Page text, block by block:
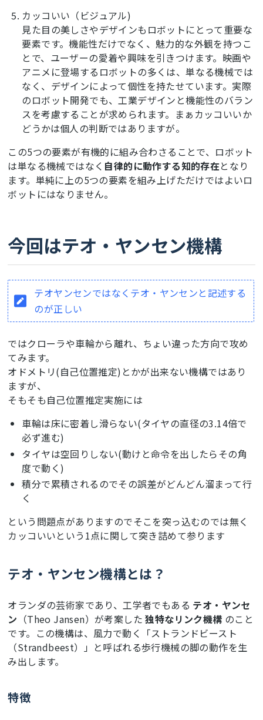
カッコいい（ビジュアル)
見た目の美しさやデザインもロボットにとって重要な
要素です。機能性だけでなく、魅力的な外観を持つこ
とで、ユーザーの愛着や興味を引きつけます。映画や
アニメに登場するロボットの多くは、単なる機械では
なく、デザインによって個性を持たせています。実際
のロボット開発でも、工業デザインと機能性のバラン
スを考慮することが求められます。まぁカッコいいか
どうかは個人の判断ではありますが。
この5つの要素が有機的に組み合わさることで、ロボット
は単なる機械ではなく 自律的に動作する知的存在となり
ます。単純に上の5つの要素を組み上げただけではよいロ
ボットにはなりません。
今回はテオ・ヤンセン機構
テオヤンセンではなくテオ・ヤンセンと記述する
のが正しい
ではクローラや車輪から離れ、ちょい違った方向で攻め
てみます。
オドメトリ(自己位置推定)とかが出来ない機構ではあり
ますが、
そもそも自己位置推定実施には
車輪は床に密着し滑らない(タイヤの直径の3.14倍で
必ず進む)
タイヤは空回りしない(動けと命令を出したらその角
度で動く)
積分で累積されるのでその誤差がどんどん溜まって行
く
という問題点がありますのでそこを突っ込むのでは無く
カッコいいという1点に関して突き詰めて参ります
テオ・ヤンセン機構とは？
オランダの芸術家であり、工学者でもある テオ・ヤンセ
ン （Theo Jansen）が考案した独特なリンク機構 のこと
です。この機構は、風力で動く「ストランドビースト
（Strandbeest）」と呼ばれる歩行機械の脚の動作を生
み出します。
特徴